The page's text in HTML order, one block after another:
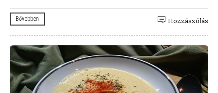
Bővebben Hozzászólás